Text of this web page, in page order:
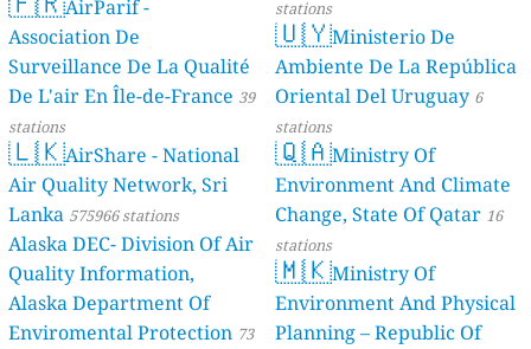
AirParif -
Association De
Surveillance De La Qualité
De L'air En Île-de-France 39
stations
🇱🇰AirShare - National
Air Quality Network, Sri
Lanka 575966 stations
Alaska DEC- Division Of Air
Quality Information,
Alaska Department Of
Enviromental Protection 73
stations
🇺🇾Ministerio De
Ambiente De La República
Oriental Del Uruguay 6
stations
🇶🇦Ministry Of
Environment And Climate
Change, State Of Qatar 16
stations
🇲🇰Ministry Of
Environment And Physical
Planning – Republic Of